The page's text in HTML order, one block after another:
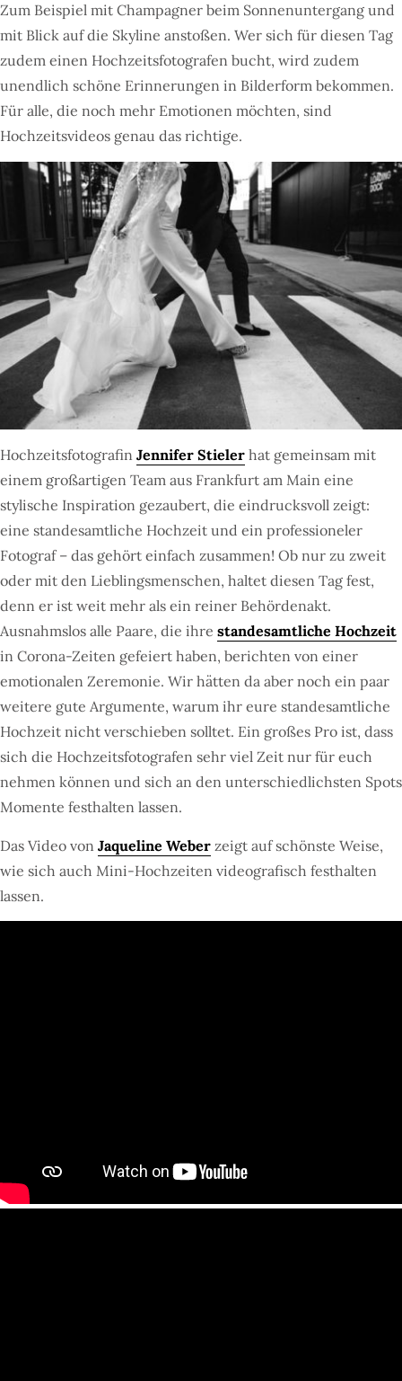
Zum Beispiel mit Champagner beim Sonnenuntergang und
mit Blick auf die Skyline anstoßen. Wer sich für diesen Tag
zudem einen Hochzeitsfotografen bucht, wird zudem
unendlich schöne Erinnerungen in Bilderform bekommen.
Für alle, die noch mehr Emotionen möchten, sind
Hochzeitsvideos genau das richtige.
Hochzeitsfotografin Jennifer Stieler hat gemeinsam mit
einem großartigen Team aus Frankfurt am Main eine
stylische Inspiration gezaubert, die eindrucksvoll zeigt:
eine standesamtliche Hochzeit und ein professioneler
Fotograf – das gehört einfach zusammen! Ob nur zu zweit
oder mit den Lieblingsmenschen, haltet diesen Tag fest,
denn er ist weit mehr als ein reiner Behördenakt.
Ausnahmslos alle Paare, die ihre standesamtliche Hochzeit
in Corona-Zeiten gefeiert haben, berichten von einer
emotionalen Zeremonie. Wir hätten da aber noch ein paar
weitere gute Argumente, warum ihr eure standesamtliche
Hochzeit nicht verschieben solltet. Ein großes Pro ist, dass
sich die Hochzeitsfotografen sehr viel Zeit nur für euch
nehmen können und sich an den unterschiedlichsten Spots
Momente festhalten lassen.
Das Video von Jaqueline Weber zeigt auf schönste Weise,
wie sich auch Mini-Hochzeiten videografisch festhalten
lassen.